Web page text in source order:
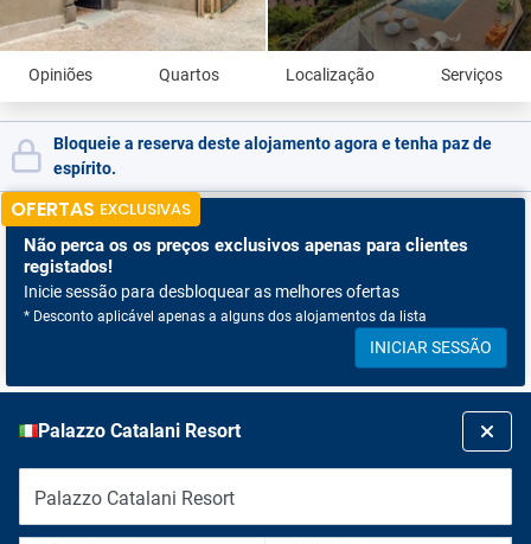
Opiniões Quartos Localização Serviços
Bloqueie a reserva deste alojamento agora e tenha paz de
espírito.
OFERTAS EXCLUSIVAS
Não perca os os preços exclusivos apenas para clientes
registados!
Inicie sessão para desbloquear as melhores ofertas
* Desconto aplicável apenas a alguns dos alojamentos da lista
INICIAR SESSÃO
Palazzo Catalani Resort
Palazzo Catalani Resort